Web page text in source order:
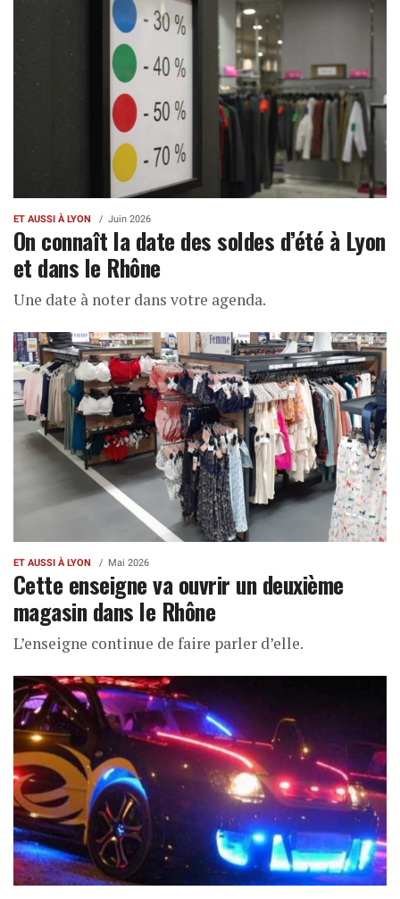
ET AUSSI À LYON Juin 2026
On connaît la date des soldes d’été à Lyon
et dans le Rhône
Une date à noter dans votre agenda.
ET AUSSI À LYON Mai 2026
Cette enseigne va ouvrir un deuxième
magasin dans le Rhône
L’enseigne continue de faire parler d’elle.